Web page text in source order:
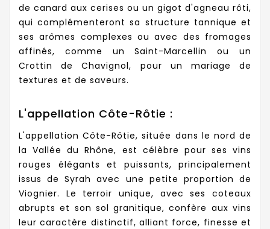
de canard aux cerises ou un gigot d'agneau rôti,
qui complémenteront sa structure tannique et
ses arômes complexes ou avec des fromages
affinés, comme un Saint-Marcellin ou un
Crottin de Chavignol, pour un mariage de
textures et de saveurs.
L'appellation Côte-Rôtie :
L'appellation Côte-Rôtie, située dans le nord de
la Vallée du Rhône, est célèbre pour ses vins
rouges élégants et puissants, principalement
issus de Syrah avec une petite proportion de
Viognier. Le terroir unique, avec ses coteaux
abrupts et son sol granitique, confère aux vins
leur caractère distinctif, alliant force, finesse et